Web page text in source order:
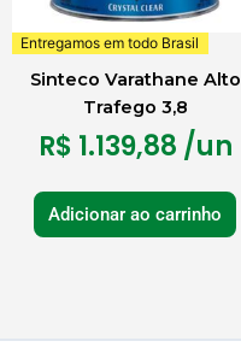
Entregamos em todo Brasil
Sinteco Varathane Alto
Trafego 3,8
R$ 1.139,88 /un
Adicionar ao carrinho